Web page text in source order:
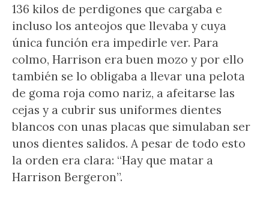
136 kilos de perdigones que cargaba e
incluso los anteojos que llevaba y cuya
única función era impedirle ver. Para
colmo, Harrison era buen mozo y por ello
también se lo obligaba a llevar una pelota
de goma roja como nariz, a afeitarse las
cejas y a cubrir sus uniformes dientes
blancos con unas placas que simulaban ser
unos dientes salidos. A pesar de todo esto
la orden era clara: “Hay que matar a
Harrison Bergeron”.